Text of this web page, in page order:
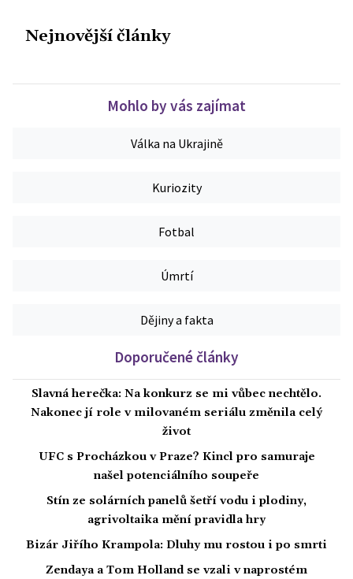
Nejnovější články
Mohlo by vás zajímat
Válka na Ukrajině
Kuriozity
Fotbal
Úmrtí
Dějiny a fakta
Doporučené články
Slavná herečka: Na konkurz se mi vůbec nechtělo.
Nakonec jí role v milovaném seriálu změnila celý
život
UFC s Procházkou v Praze? Kincl pro samuraje
našel potenciálního soupeře
Stín ze solárních panelů šetří vodu i plodiny,
agrivoltaika mění pravidla hry
Bizár Jiřího Krampola: Dluhy mu rostou i po smrti
Zendaya a Tom Holland se vzali v naprostém